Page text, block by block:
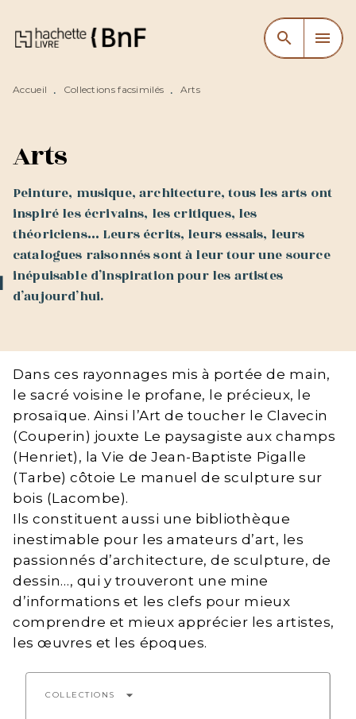
MENU RECHERCHE
CONTENU
search menu
Accueil • Collections facsimilés • Arts
Arts
Peinture, musique, architecture, tous les arts ont
inspiré les écrivains, les critiques, les
théoriciens… Leurs écrits, leurs essais, leurs
catalogues raisonnés sont à leur tour une source
inépuisable d’inspiration pour les artistes
d’aujourd’hui.
Dans ces rayonnages mis à portée de main,
le sacré voisine le profane, le précieux, le
prosaïque. Ainsi l’Art de toucher le Clavecin
(Couperin) jouxte Le paysagiste aux champs
(Henriet), la Vie de Jean-Baptiste Pigalle
(Tarbe) côtoie Le manuel de sculpture sur
bois (Lacombe).
Ils constituent aussi une bibliothèque
inestimable pour les amateurs d’art, les
passionnés d’architecture, de sculpture, de
dessin…, qui y trouveront une mine
d’informations et les clefs pour mieux
comprendre et mieux apprécier les artistes,
les œuvres et les époques.
COLLECTIONS arrow_drop_down